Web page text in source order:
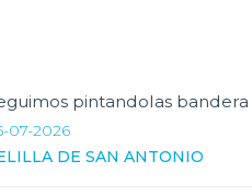
pintandolas
07-2026
DE SAN ANTONIO